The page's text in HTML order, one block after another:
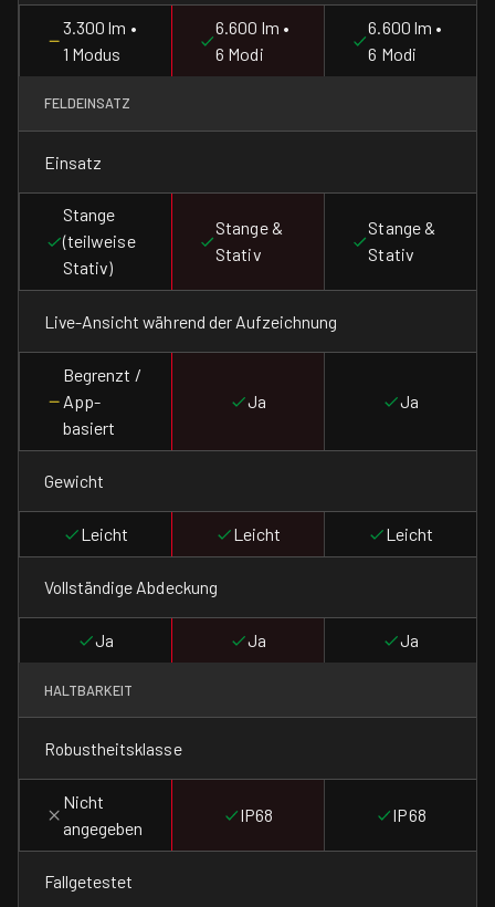
3.300 lm •
1 Modus
6.600 lm •
6 Modi
6.600 lm •
6 Modi
FELDEINSATZ
Einsatz
Stange
(teilweise
Stativ)
Stange &
Stativ
Stange &
Stativ
Live-Ansicht während der Aufzeichnung
Begrenzt /
App-
basiert
Ja Ja
Gewicht
Leicht Leicht Leicht
Vollständige Abdeckung
Ja Ja Ja
HALTBARKEIT
Robustheitsklasse
Nicht
angegeben
IP68 IP68
Fallgetestet